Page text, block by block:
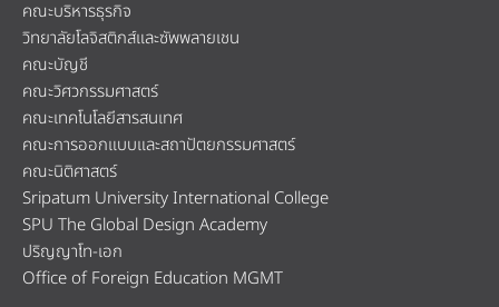
คณะบริหารธุรกิจ
วิทยาลัยโลจิสติกส์และซัพพลายเชน
คณะบัญชี
คณะวิศวกรรมศาสตร์
คณะเทคโนโลยีสารสนเทศ
คณะการออกแบบและสถาปัตยกรรมศาสตร์
คณะนิติศาสตร์
Sripatum University International College
SPU The Global Design Academy
ปริญญาโท-เอก
Office of Foreign Education MGMT